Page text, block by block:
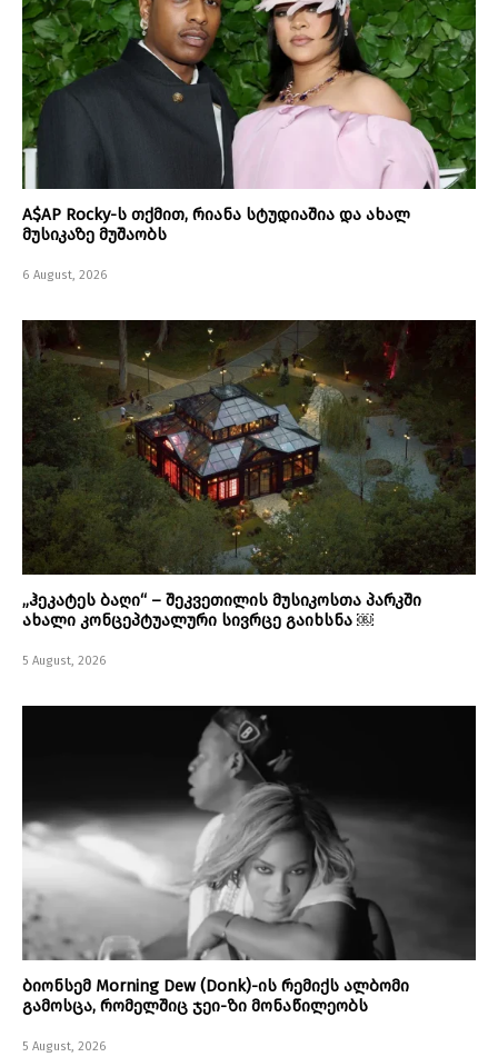
A$AP Rocky-ს თქმით, რიანა სტუდიაშია და ახალ
მუსიკაზე მუშაობს
6 August, 2026
„ჰეკატეს ბაღი“ – შეკვეთილის მუსიკოსთა პარკში
ახალი კონცეპტუალური სივრცე გაიხსნა ￼
5 August, 2026
ბიონსემ Morning Dew (Donk)-ის რემიქს ალბომი
გამოსცა, რომელშიც ჯეი-ზი მონაწილეობს
5 August, 2026